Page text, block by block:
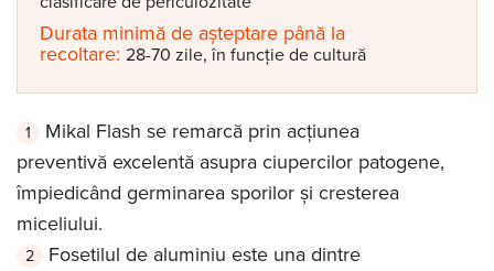
Durata minimă de așteptare până la
recoltare: 28-70 zile, în funcție de cultură
Mikal Flash se remarcă prin acțiunea
preventivă excelentă asupra ciupercilor patogene,
împiedicând germinarea sporilor și cresterea
miceliului.
Fosetilul de aluminiu este una dintre